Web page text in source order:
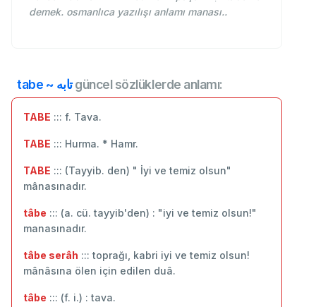
demek. osmanlıca yazılışı anlamı manası..
tabe ~ تابهgüncel sözlüklerde anlamı:
TABE ::: f. Tava.
TABE ::: Hurma. * Hamr.
TABE ::: (Tayyib. den) " İyi ve temiz olsun"
mânasınadır.
tâbe ::: (a. cü. tayyib'den) : "iyi ve temiz olsun!"
manasınadır.
tâbe serâh ::: toprağı, kabri iyi ve temiz olsun!
mânâsına ölen için edilen duâ.
tâbe ::: (f. i.) : tava.